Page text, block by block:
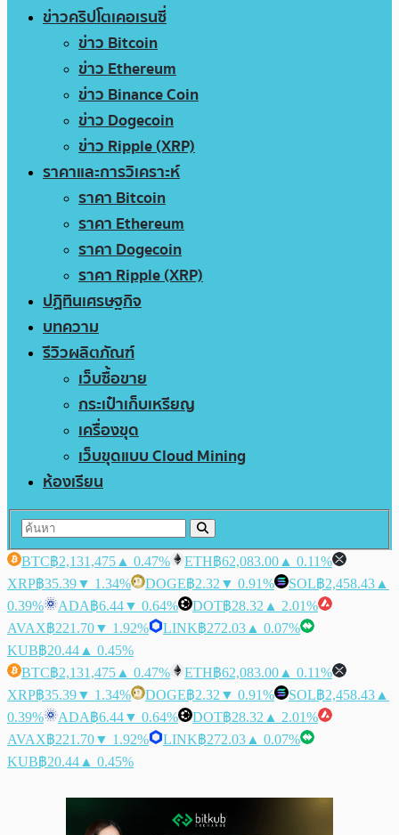
ข่าวคริปโตเคอเรนซี่
ข่าว Bitcoin
ข่าว Ethereum
ข่าว Binance Coin
ข่าว Dogecoin
ข่าว Ripple (XRP)
ราคาและการวิเคราะห์
ราคา Bitcoin
ราคา Ethereum
ราคา Dogecoin
ราคา Ripple (XRP)
ปฏิทินเศรษฐกิจ
บทความ
รีวิวผลิตภัณฑ์
เว็บซื้อขาย
กระเป๋าเก็บเหรียญ
เครื่องขุด
เว็บขุดแบบ Cloud Mining
ห้องเรียน
BTC฿2,131,475 ▲ 0.47% ETH฿62,083.00 ▲ 0.11%
XRP฿35.39▼ 1.34% DOGE฿2.32 ▼ 0.91% SOL฿2,458.43 ▲
0.39%
ADA฿6.44▼ 0.64% DOT฿28.32 ▲ 2.01%
AVAX฿221.70▼ 1.92% LINK฿272.03 ▲ 0.07%
KUB฿20.44 ▲ 0.45%
BTC฿2,131,475 ▲ 0.47% ETH฿62,083.00 ▲ 0.11%
XRP฿35.39▼ 1.34% DOGE฿2.32 ▼ 0.91% SOL฿2,458.43 ▲
0.39%
ADA฿6.44▼ 0.64% DOT฿28.32 ▲ 2.01%
AVAX฿221.70▼ 1.92% LINK฿272.03 ▲ 0.07%
KUB฿20.44 ▲ 0.45%